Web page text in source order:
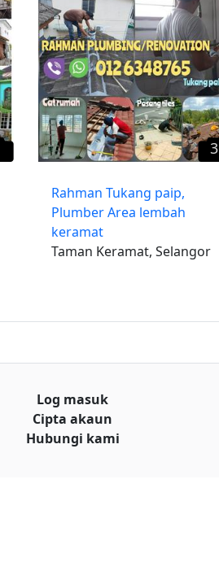
3
Rahman Tukang paip,
Plumber Area lembah
keramat
Taman Keramat, Selangor
Log masuk
Cipta akaun
Hubungi kami